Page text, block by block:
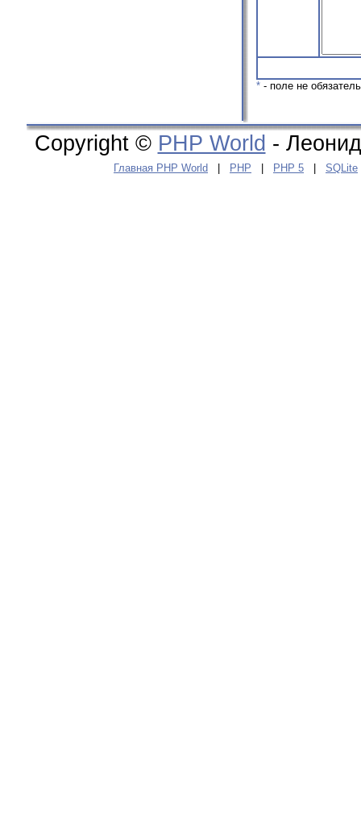
* - поле не
Copyright © PHP World -
Главная PHP World PHP PHP 5 SQLite